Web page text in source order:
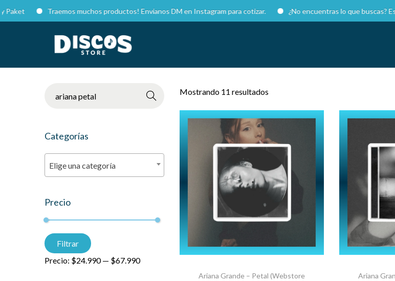
Traemos muchos productos! Envíanos DM en Instagram para cotizar. ¿No encuentras lo que buscas?
Mostrando 11 resultados
Ariana Grande – Petal (Webstore
Ariana
Buscar
Categorías
Elige una categoría
Precio
Filtrar
Precio: $24.990— $67.990